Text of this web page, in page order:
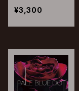
SCENIC
¥3,300